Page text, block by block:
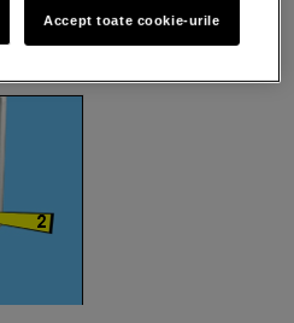
(2) găsite pe părțile
Accept toate cookie-urile